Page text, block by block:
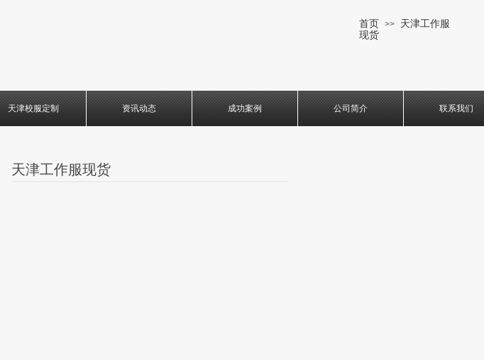
首页 >>
天津工作服
现货
天津校服定制 资讯动态 成功案例 公司简介 联系我们
天津工作服现货